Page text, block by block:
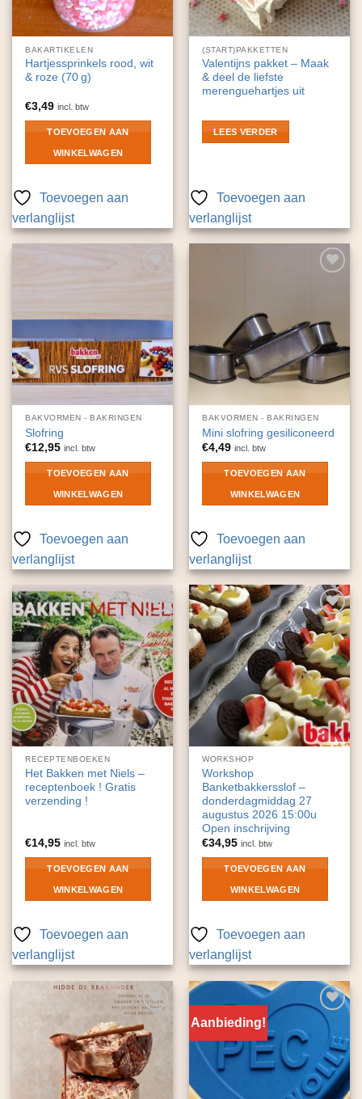
BAKARTIKELEN
Hartjessprinkels rood, wit
& roze (70 g)
€3,49 incl. btw
TOEVOEGEN AAN
WINKELWAGEN
Toevoegen aan
verlanglijst
(START)PAKKETTEN
Valentijns pakket – Maak
& deel de liefste
merenguehartjes uit
LEES VERDER
Toevoegen aan
verlanglijst
BAKVORMEN - BAKRINGEN
Slofring
€12,95 incl. btw
TOEVOEGEN AAN
WINKELWAGEN
Toevoegen aan
verlanglijst
BAKVORMEN - BAKRINGEN
Mini slofring gesiliconeerd
€4,49 incl. btw
TOEVOEGEN AAN
WINKELWAGEN
Toevoegen aan
verlanglijst
Toevoegen
aan
verlanglijst
RECEPTENBOEKEN
Het Bakken met Niels –
receptenboek ! Gratis
verzending !
€14,95 incl. btw
TOEVOEGEN AAN
WINKELWAGEN
Toevoegen aan
verlanglijst
Toevoegen
aan
verlanglijst
WORKSHOP
Workshop
Banketbakkersslof –
donderdagmiddag 27
augustus 2026 15:00u
Open inschrijving
€34,95 incl. btw
TOEVOEGEN AAN
WINKELWAGEN
Toevoegen aan
verlanglijst
Toevoegen
aan
verlanglijst
Aanbieding!
Toevoegen
verlanglijst